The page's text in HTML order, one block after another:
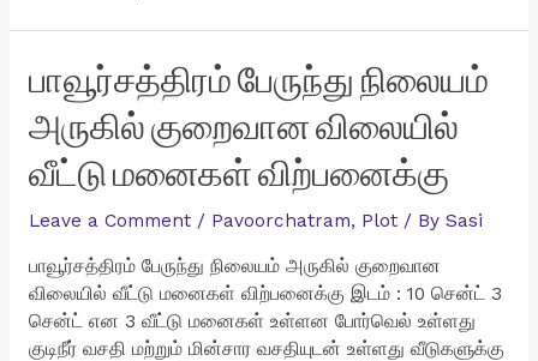
பாவூர்சத்திரம் பேருந்து நிலையம்
அருகில் குறைவான விலையில்
வீட்டு மனைகள் விற்பனைக்கு
Leave a Comment / Pavoorchatram, Plot/ By Sasi
பாவூர்சத்திரம் பேருந்து நிலையம் அருகில் குறைவான
விலையில் வீட்டு மனைகள் விற்பனைக்கு இடம் : 10 சென்ட் 3
சென்ட் என 3 வீட்டு மனைகள் உள்ளன போர்வெல் உள்ளது
குடிநீர் வசதி மற்றும் மின்சார வசதியுடன் உள்ளது வீடுகளுக்கு